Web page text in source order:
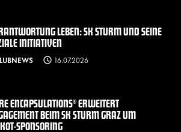
LEBEN: SK STURM UND SEINE
INITIATIVEN
16.07.2026
ENCAPSULATIONS® ERWEITERT
BEIM SK STURM GRAZ UM
SPONSORING